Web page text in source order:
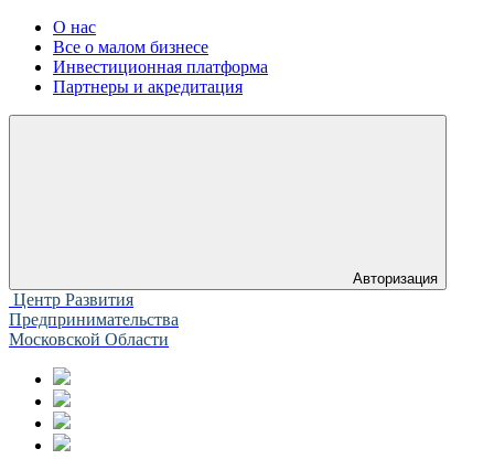
О нас
Все о малом бизнесе
Инвестиционная платформа
Партнеры и акредитация
Авторизация
Центр Развития
Предпринимательства
Московской Области